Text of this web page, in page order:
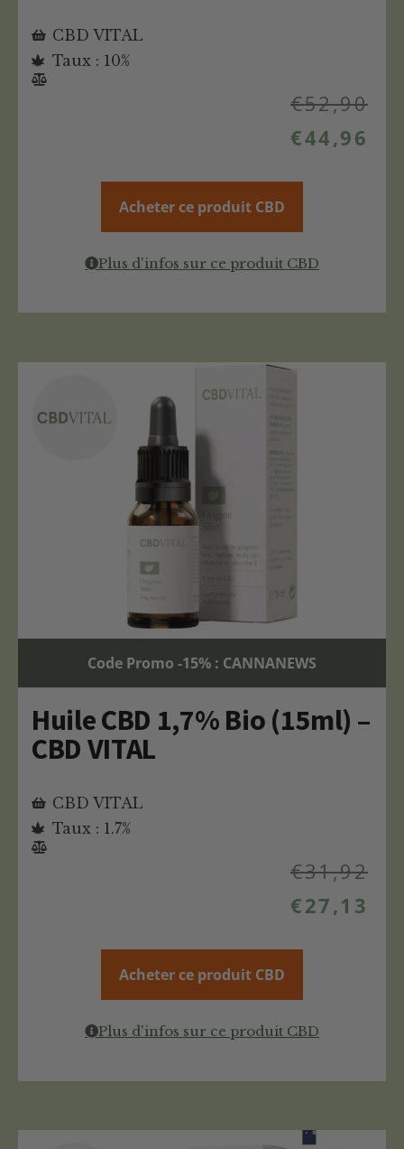
CBD VITAL
Taux : 10%
€52,90
€44,96
Acheter ce produit CBD
Plus d'infos sur ce produit CBD
Code Promo -15% : CANNANEWS
Huile CBD 1,7% Bio (15ml) –
CBD VITAL
CBD VITAL
Taux : 1.7%
€31,92
€27,13
Acheter ce produit CBD
Plus d'infos sur ce produit CBD